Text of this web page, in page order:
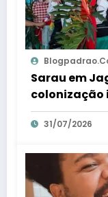
Sarau em
trambolhão
31/07/2026